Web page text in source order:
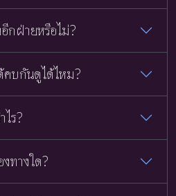
กฝ่ายหรือไม่?
คบกันดูได้ไหม?
ร?
ทางใด?